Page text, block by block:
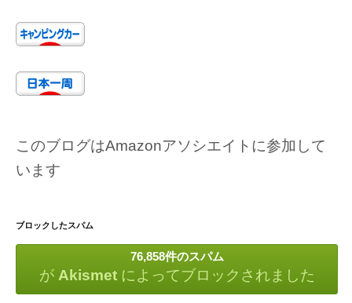
このブログはAmazonアソシエイトに参加して
います
ブロックしたスパム
76,858件のスパム
が Akismetによってブロックされました